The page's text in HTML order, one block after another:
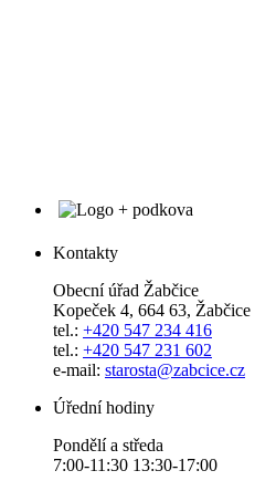
Kontakty
Obecní úřad Žabčice
Kopeček 4, 664 63, Žabčice
tel.: +420 547 234 416
tel.: +420 547 231 602
e-mail: starosta@zabcice.cz
Úřední hodiny
Pondělí a středa
7:00-11:30 13:30-17:00